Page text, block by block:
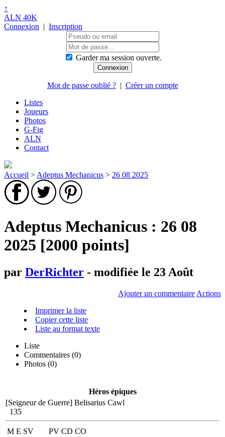
↑
ALN 40K
Connexion | Inscription
Garder ma session ouverte.
Mot de passe oublié ?| Créer un compte
Listes
Joueurs
Photos
G-Fig
ALN
Contact
Accueil > Adeptus Mechanicus > 26 08 2025
Adeptus Mechanicus : 26 08
2025 [2000 points]
par DerRichter - modifiée le 23 Août
Ajouter un commentaire Actions
Imprimer la liste
Copier cette liste
Liste au format texte
Liste
Commentaires (0)
Photos (0)
Héros épiques
[Seigneur de Guerre] Belisarius Cawl
135
M E SV PV CD CO